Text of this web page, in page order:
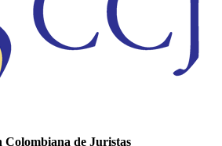
Colombiana de Juristas